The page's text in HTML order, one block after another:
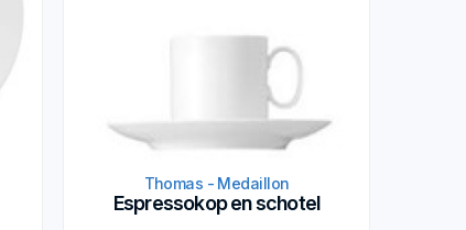
Thomas - Medaillon
Espressokop en schotel